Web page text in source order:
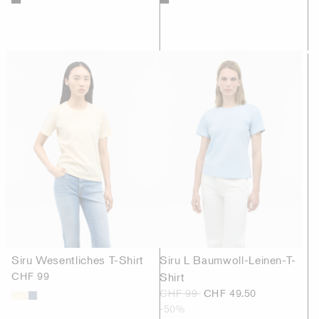
Siru Wesentliches T-Shirt
CHF 99
Siru L Baumwoll-Leinen-T-
Shirt
CHF 99 CHF 49.50
-50%